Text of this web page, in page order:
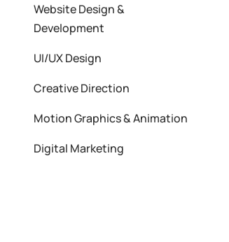
Website Design &
Development
UI/UX Design
Creative Direction
Motion Graphics & Animation
Digital Marketing